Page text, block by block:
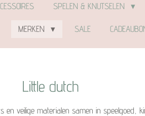
SPELEN & KNUTSELEN
MERKEN SALE
Little dutch
en veilige materialen samen in speelgoed,